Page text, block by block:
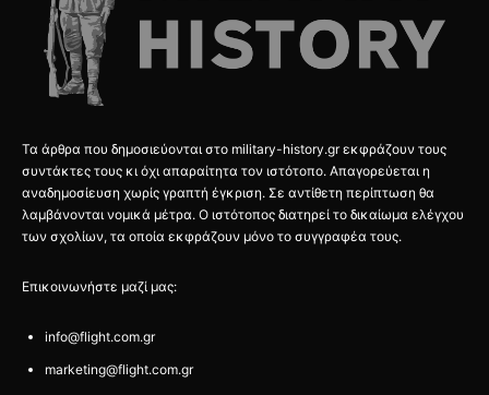
Τα άρθρα που δημοσιεύονται στο military-history.gr εκφράζουν τους
συντάκτες τους κι όχι απαραίτητα τον ιστότοπο. Απαγορεύεται η
αναδημοσίευση χωρίς γραπτή έγκριση. Σε αντίθετη περίπτωση θα
λαμβάνονται νομικά μέτρα. Ο ιστότοπος διατηρεί το δικαίωμα ελέγχου
των σχολίων, τα οποία εκφράζουν μόνο το συγγραφέα τους.
Επικοινωνήστε μαζί μας:
info@flight.com.gr
marketing@flight.com.gr